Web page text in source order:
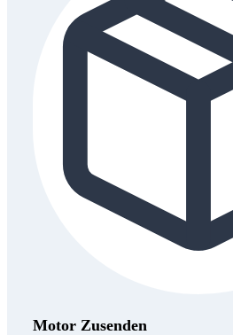
Motor Zusenden